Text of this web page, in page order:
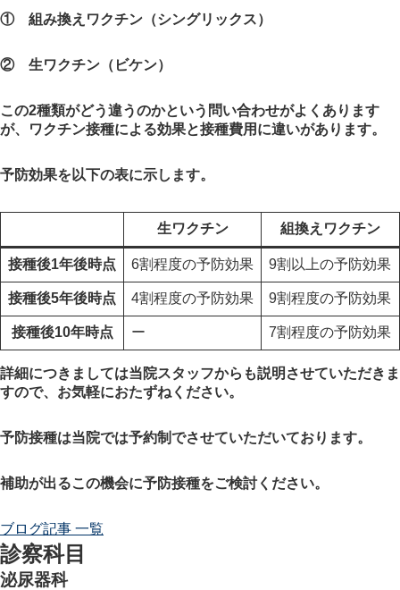
① 組み換えワクチン（シングリックス）
② 生ワクチン（ビケン）
この2種類がどう違うのかという問い合わせがよくあります
が、ワクチン接種による効果と接種費用に違いがあります。
予防効果を以下の表に示します。
生ワクチン 組換えワクチン
接種後1年後時点 6割程度の予防効果 9割以上の予防効果
接種後5年後時点 4割程度の予防効果 9割程度の予防効果
接種後10年時点 ー 7割程度の予防効果
詳細につきましては当院スタッフからも説明させていただきま
すので、お気軽におたずねください。
予防接種は当院では予約制でさせていただいております。
補助が出るこの機会に予防接種をご検討ください。
ブログ記事 一覧
診察科目
泌尿器科